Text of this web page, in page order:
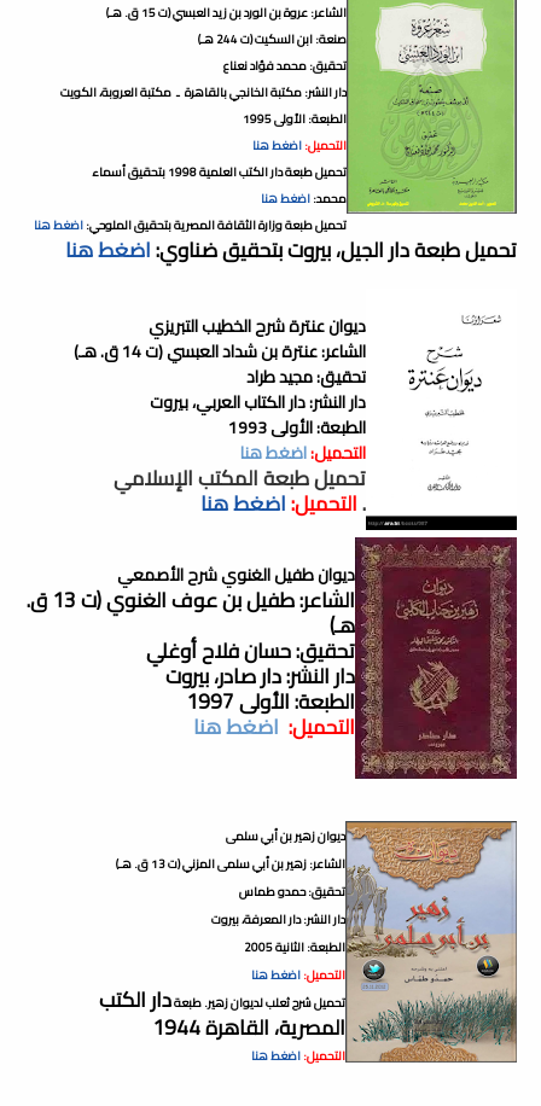
الشاعر: عروة بن الورد بن زيد العبسي (ت 15 ق. هـ)
صنعة: ابن السكيت (ت 244 هـ)
تحقيق: محمد فؤاد نعناع
دار النشر: مكتبة الخانجي بالقاهرة ـ مكتبة العروبة، الكويت
الطبعة: الأولى 1995
التحميل:اضغط هنا
تحميل طبعة دار الكتب العلمية 1998 بتحقيق أسماء
محمد:اضغط هنا
تحميل طبعة وزارة الثقافة المصرية بتحقيق الملوحي:اضغط هنا
تحميل طبعة دار الجيل، بيروت بتحقيق ضناوي:اضغط هنا
ديوان عنترة شرح الخطيب التبريزي
الشاعر: عنترة بن شداد العبسي (ت 14 ق. هـ)
تحقيق: مجيد طراد
دار النشر: دار الكتاب العربي، بيروت
الطبعة: الأولى 1993
التحميل:اضغط هنا
تحميل طبعة المكتب الإسلامي
.التحميل:اضغط هنا
ديوان طفيل الغنوي شرح الأصمعي
الشاعر: طفيل بن عوف الغنوي (ت 13 ق.
هـ)
تحقيق: حسان فلاح أوغلي
دار النشر: دار صادر، بيروت
الطبعة: الأولى 1997
التحميل: اضغط هنا
ديوان زهير بن أبي سلمى
الشاعر: زهير بن أبي سلمى المزني (ت 13 ق. هـ)
تحقيق: حمدو طماس
دار النشر: دار المعرفة، بيروت
الطبعة: الثانية 2005
التحميل:اضغط هنا
تحميل شرح ثعلب لديوان زهير. طبعةدار الكتب
المصرية، القاهرة1944
التحميل:اضغط هنا